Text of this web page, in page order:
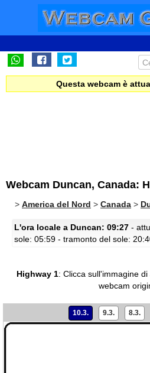
Questa webcam è
Webcam Duncan, Canada:
> America del Nord > Canada >
L'ora locale a Duncan: 09:27 -
sole: 05:59 - tramonto del sole:
Highway 1: Clicca sull'immagine
webcam
10.3. 9.3. 8.3.